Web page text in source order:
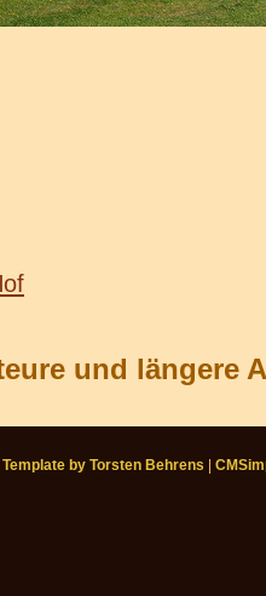
und längere
Template by Torsten Behrens